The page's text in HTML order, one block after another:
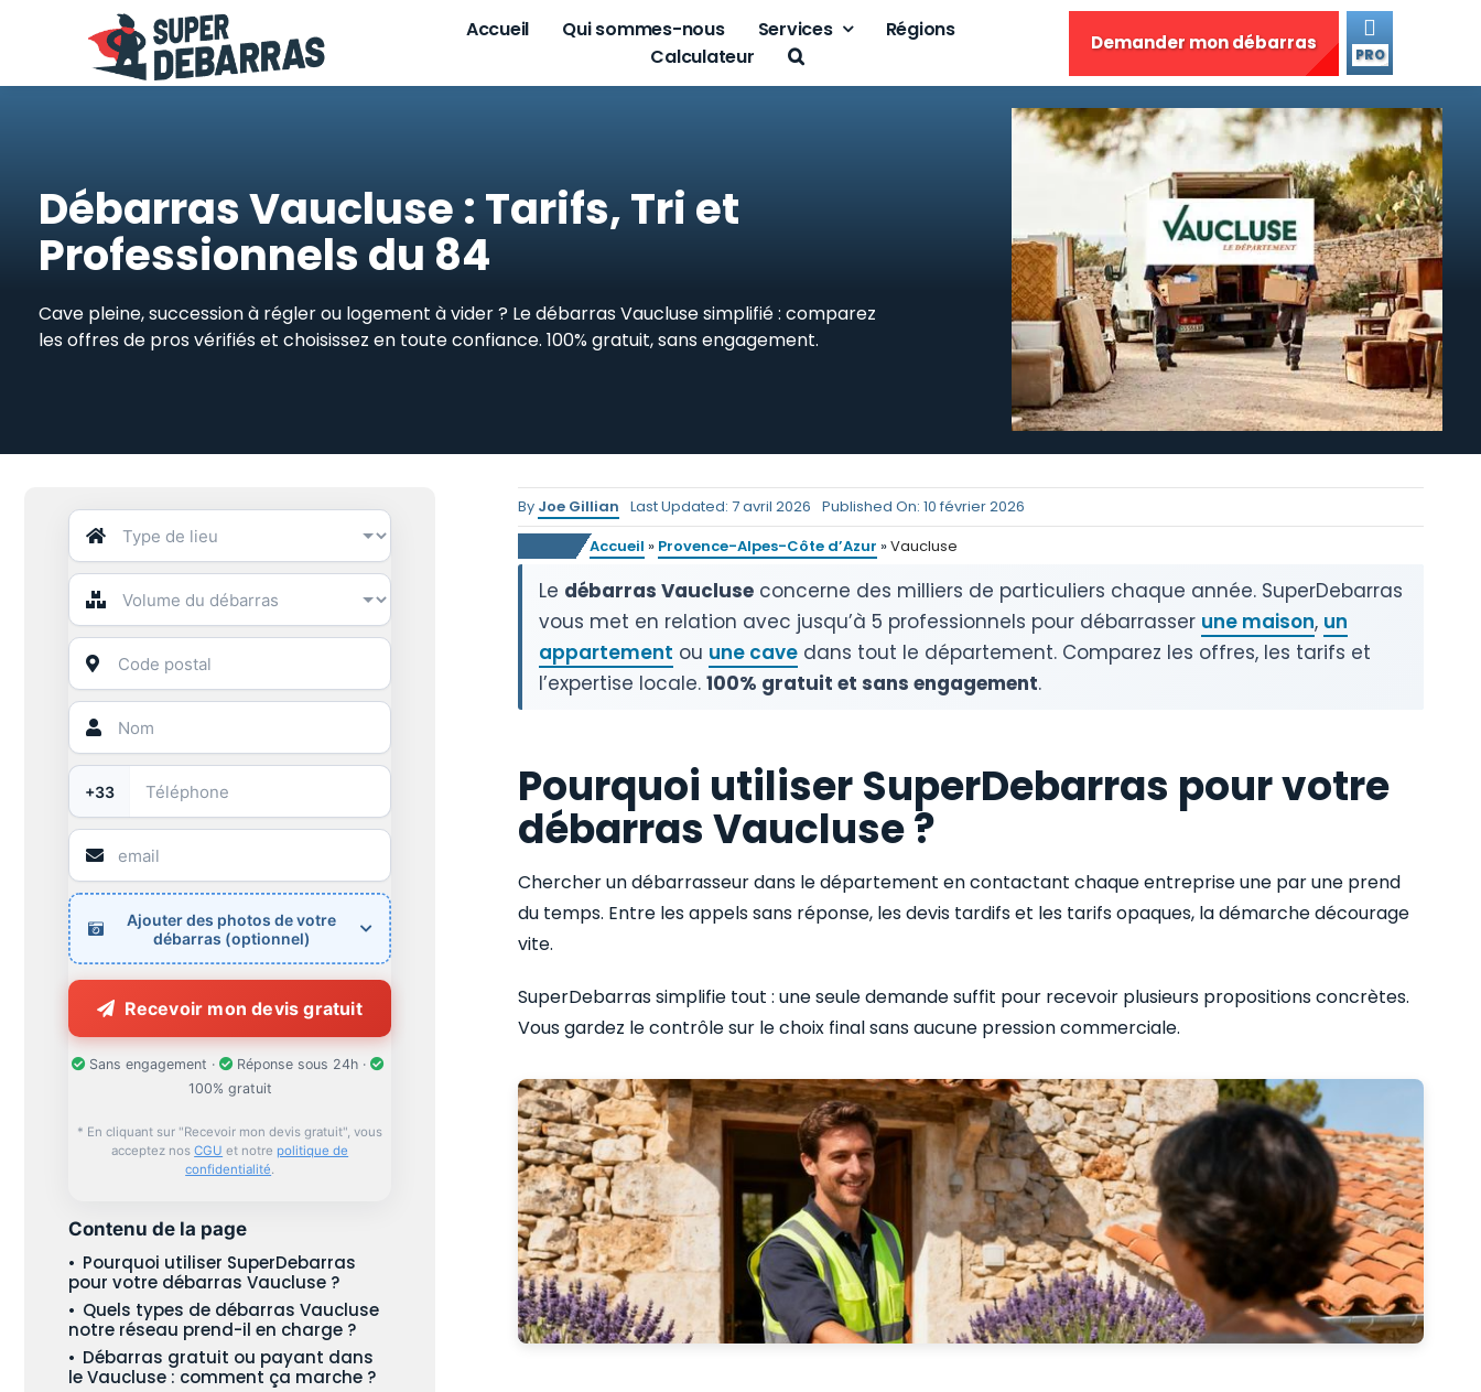
Accueil Qui sommes-nous Services
Régions
Calculateur
Demander mon débarras
PRO
Débarras Vaucluse : Tarifs, Tri et
Professionnels du 84
Cave pleine, succession à régler ou logement à vider ? Le débarras Vaucluse simplifié : comparez
les offres de pros vérifiés et choisissez en toute confiance. 100% gratuit, sans engagement.
+33
Ajouter des photos de votre
débarras (optionnel)
Recevoir mon devis gratuit
Sans engagement ·
Réponse sous 24h ·
100% gratuit
* En cliquant sur "Recevoir mon devis gratuit", vous
acceptez nosCGU et notre politique de
confidentialité.
Contenu de la page
Pourquoi utiliser SuperDebarras
pour votre débarras Vaucluse ?
Quels types de débarras Vaucluse
notre réseau prend-il en charge ?
Débarras gratuit ou payant dans
le Vaucluse : comment ça marche ?
By Joe Gillian Last Updated: 7 avril 2026 Published On: 10 février 2026
Accueil » Provence-Alpes-Côte d’Azur »Vaucluse
Le débarras Vaucluse concerne des milliers de particuliers chaque année. SuperDebarras
vous met en relation avec jusqu’à 5 professionnels pour débarrasser une maison, un
appartement ou une cave dans tout le département. Comparez les offres, les tarifs et
l’expertise locale.100% gratuit et sans engagement.
Pourquoi utiliser SuperDebarras pour votre
débarras Vaucluse ?
Chercher un débarrasseur dans le département en contactant chaque entreprise une par une prend
du temps. Entre les appels sans réponse, les devis tardifs et les tarifs opaques, la démarche décourage
vite.
SuperDebarras simplifie tout : une seule demande suffit pour recevoir plusieurs propositions concrètes.
Vous gardez le contrôle sur le choix final sans aucune pression commerciale.